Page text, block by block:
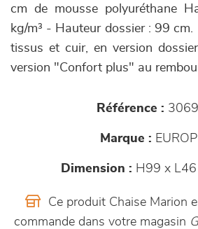
cm de mousse polyuréthane
kg/m³ - Hauteur dossier : 99 cm.
tissus et cuir, en version
version "Confort plus" au
Référence :
Marque :
Dimension : H99 x
Ce produit Chaise Marion
commande dans votre magasin